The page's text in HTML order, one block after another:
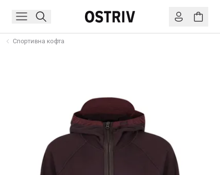
Спортивна кофта